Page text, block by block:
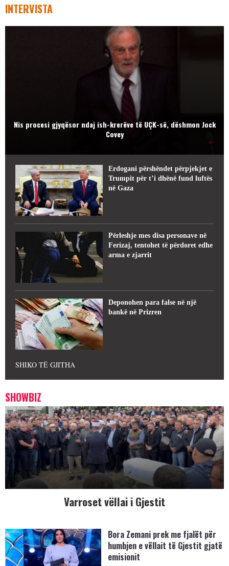
INTERVISTA
Nis procesi gjyqësor ndaj ish-krerëve të UÇK-së, dëshmon Jock
Covey
Erdogani përshëndet përpjekjet e
Trumpit për t’i dhënë fund luftës
në Gaza
Përleshje mes disa personave në
Ferizaj, tentohet të përdoret edhe
arma e zjarrit
Deponohen para false në një
bankë në Prizren
SHIKO TË GJITHA
SHOWBIZ
Varroset vëllai i Gjestit
Bora Zemani prek me fjalët për
humbjen e vëllait të Gjestit gjatë
emisionit